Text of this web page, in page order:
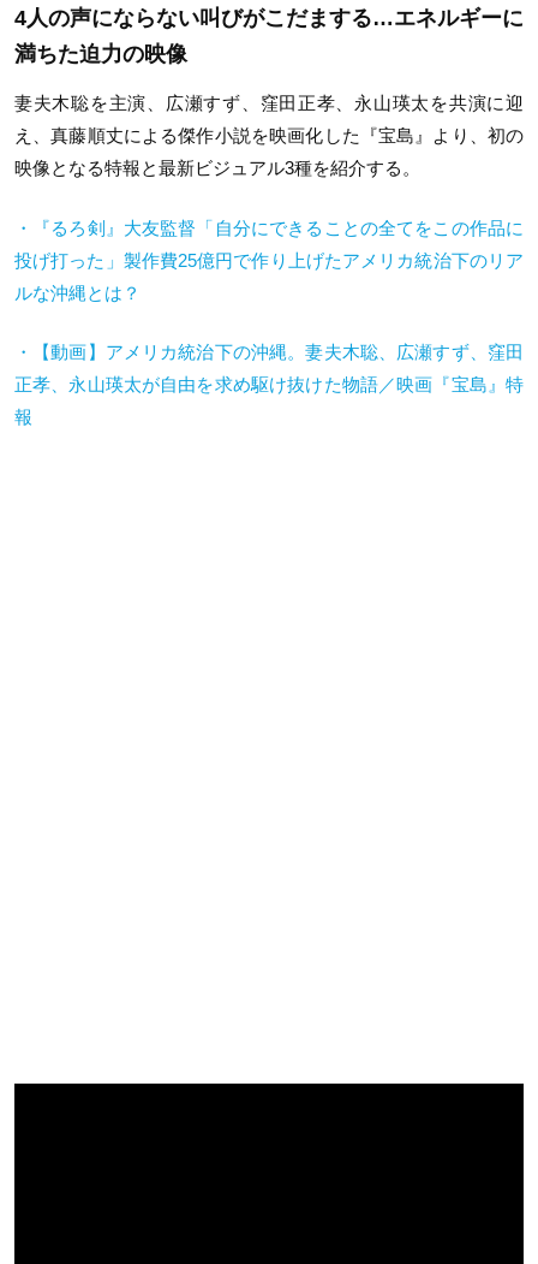
4人の声にならない叫びがこだまする…エネルギーに
満ちた迫力の映像
妻夫木聡を主演、広瀬すず、窪田正孝、永山瑛太を共演に迎
え、真藤順丈による傑作小説を映画化した『宝島』より、初の
映像となる特報と最新ビジュアル3種を紹介する。
・『るろ剣』大友監督「自分にできることの全てをこの作品に
投げ打った」製作費25億円で作り上げたアメリカ統治下のリア
ルな沖縄とは？
・【動画】アメリカ統治下の沖縄。妻夫木聡、広瀬すず、窪田
正孝、永山瑛太が自由を求め駆け抜けた物語／映画『宝島』特
報